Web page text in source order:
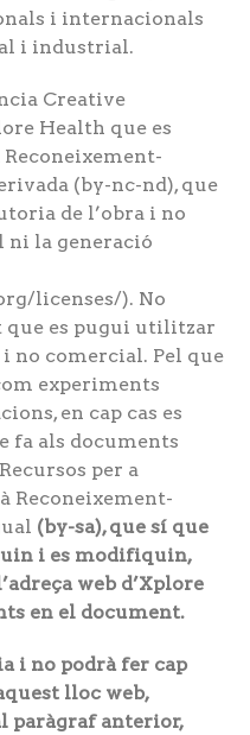
i internacionals
i industrial.
Creative
Health que es
(by-nc-nd), que
de l’obra i no
ni la generació
licenses/). No
que es pugui utilitzar
no comercial. Pel que
experiments
en cap cas es
fa als documents
per a
Reconeixement-
(by-sa), que sí que
i es modifiquin,
web d’Xplore
en el document.
i no podrà fer cap
lloc web,
paràgraf anterior,